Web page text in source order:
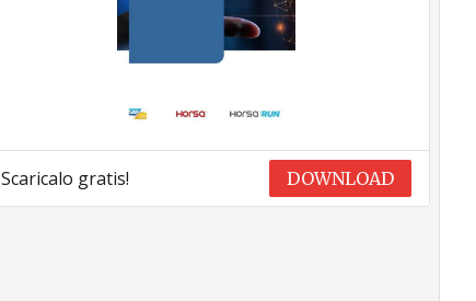
Scaricalo gratis! DOWNLOAD